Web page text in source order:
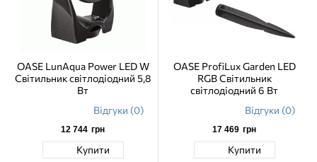
OASE LunAqua Power LED W
Світильник світлодіодний 5,8
Вт
Відгуки (0)
12 744 грн
Купити
OASE ProfiLux Garden LED
RGB Світильник
світлодіодний 6 Вт
Відгуки (0)
17 469 грн
Купити